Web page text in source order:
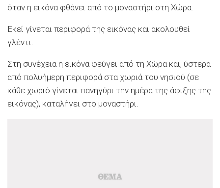
όταν η εικόνα φθάνει από το μοναστήρι στη Χώρα.
Εκεί γίνεται περιφορά της εικόνας και ακολουθεί
γλέντι.
Στη συνέχεια η εικόνα φεύγει από τη Χώρα και, ύστερα
από πολυήμερη περιφορά στα χωριά του νησιού (σε
κάθε χωριό γίνεται πανηγύρι την ημέρα της άφιξης της
εικόνας), καταλήγει στο μοναστήρι.